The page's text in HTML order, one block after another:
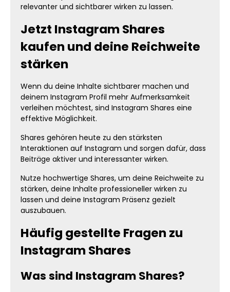
relevanter und sichtbarer wirken zu lassen.
Jetzt Instagram Shares
kaufen und deine Reichweite
stärken
Wenn du deine Inhalte sichtbarer machen und
deinem Instagram Profil mehr Aufmerksamkeit
verleihen möchtest, sind Instagram Shares eine
effektive Möglichkeit.
Shares gehören heute zu den stärksten
Interaktionen auf Instagram und sorgen dafür, dass
Beiträge aktiver und interessanter wirken.
Nutze hochwertige Shares, um deine Reichweite zu
stärken, deine Inhalte professioneller wirken zu
lassen und deine Instagram Präsenz gezielt
auszubauen.
Häufig gestellte Fragen zu
Instagram Shares
Was sind Instagram Shares?